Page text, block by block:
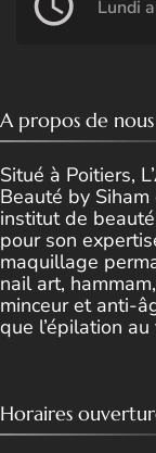
Lundi
A propos de nous
Situé à Poitiers,
Beauté by Siham
institut de
pour son
maquillage
nail art,
minceur et anti-
que l’épilation au
Horaires